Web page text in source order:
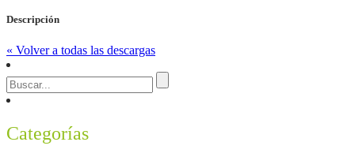
Descripción
« Volver a todas las descargas
Categorías